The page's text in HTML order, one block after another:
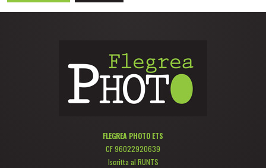
FLEGREA PHOTO ETS
CF 96022920639
Iscritta al RUNTS